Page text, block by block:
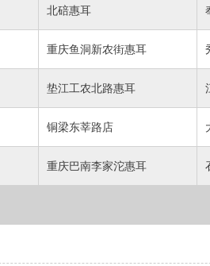
北碚惠耳
重庆鱼洞新农街惠耳
垫江工农北路惠耳
铜梁东莘路店
重庆巴南李家沱惠耳